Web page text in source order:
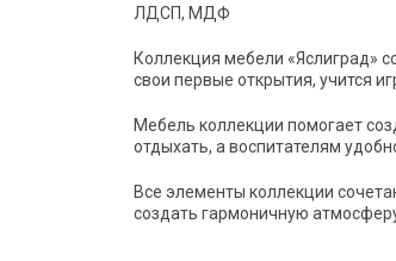
ЛДСП, МДФ
Коллекция мебели «Яслиград»
свои первые открытия, учится
Мебель коллекции помогает
отдыхать, а воспитателям
Все элементы коллекции
создать гармоничную